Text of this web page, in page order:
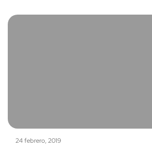
24 febrero, 2019